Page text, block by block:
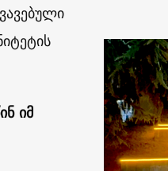
იმ